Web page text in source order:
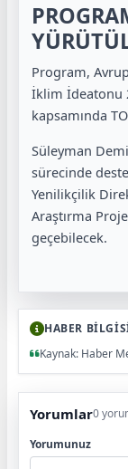
Program,
İklim İdeatonu
kapsamında
Süleyman
sürecinde
Yenilikçilik
Araştırma
geçebilecek.
HABER
Kaynak: Haber
Yorumlar0
Yorumunuz